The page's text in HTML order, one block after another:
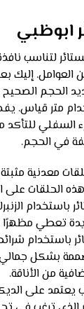
ابوظبي
لتناسب
العوامل. إليك
الحجم
متر
السفلي للتأكد
في الحجم.
معدنية
الحلقات
باستخدام
تعطي مظهرًا
باستخدام
بشكل
من الأناقة.
يعتمد على